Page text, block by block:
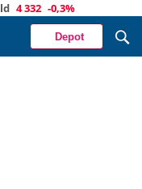
4 332 -0,3%
Depot